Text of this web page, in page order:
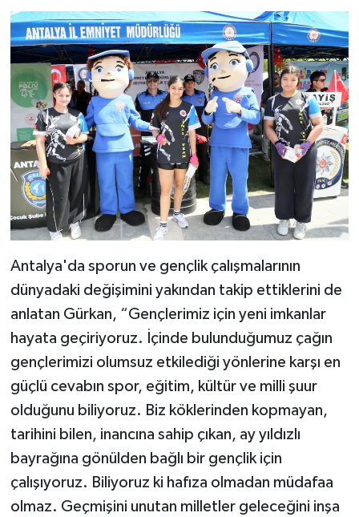
Antalya'da sporun ve gençlik çalışmalarının
dünyadaki değişimini yakından takip ettiklerini de
anlatan Gürkan, “Gençlerimiz için yeni imkanlar
hayata geçiriyoruz. İçinde bulunduğumuz çağın
gençlerimizi olumsuz etkilediği yönlerine karşı en
güçlü cevabın spor, eğitim, kültür ve milli şuur
olduğunu biliyoruz. Biz köklerinden kopmayan,
tarihini bilen, inancına sahip çıkan, ay yıldızlı
bayrağına gönülden bağlı bir gençlik için
çalışıyoruz. Biliyoruz ki hafıza olmadan müdafaa
olmaz. Geçmişini unutan milletler geleceğini inşa